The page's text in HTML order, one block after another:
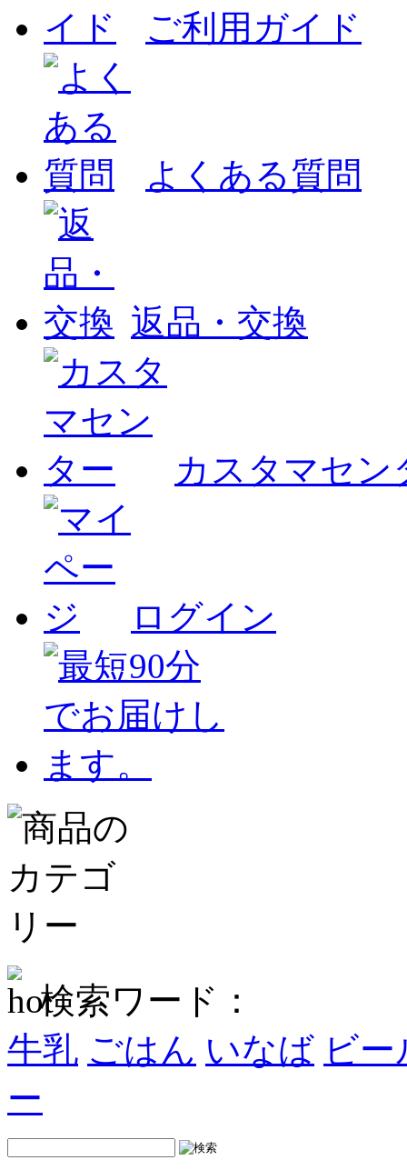
ご利用ガイド
よくある質問
返品・交換
カスタマセン
ログイン
検索ワード：
牛乳 ごはん いなば ビー
ー